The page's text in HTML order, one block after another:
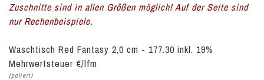
Zuschnitte sind in allen Größen möglich! Auf der Seite sind
nur Rechenbeispiele.
Waschtisch Red Fantasy 2,0 cm - 177.30 inkl. 19%
Mehrwertsteuer €/lfm
(poliert)